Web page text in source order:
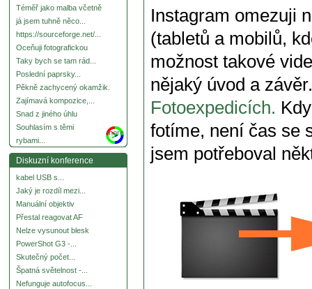
Téměř jako malba včetně
já jsem tuhně něco...
https://sourceforge.net/...
Oceňuji fotografickou
Taky bych se tam rád...
Poslední paprsky...
Pěkně zachycený okamžik.
Zajímavá kompozice,...
Snad z jiného úhlu
Souhlasím s těmi
rybami...
more
Diskuzní konference
kabel USB s...
Jaký je rozdíl mezi...
Manuální objektiv
Přestal reagovat AF
Nelze vysunout blesk
PowerShot G3 -...
Skutečný počet...
Špatná světelnost -...
Nefunguje autofocus...
Instagram omezuji
(tabletů a mobilů,
možnost takové
nějaký úvod a
Fotoexpedicích.
fotíme, není čas se
jsem potřeboval